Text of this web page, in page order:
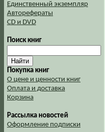
Единственный экземпляр
Авторефераты
CD и DVD
Поиск книг
Покупка книг
О цене и ценности книг
Оплата и доставка
Корзина
Рассылка новостей
Оформление подписки